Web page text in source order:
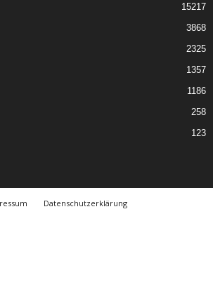
15217
3868
2325
1357
1186
258
123
Datenschutzerklärung